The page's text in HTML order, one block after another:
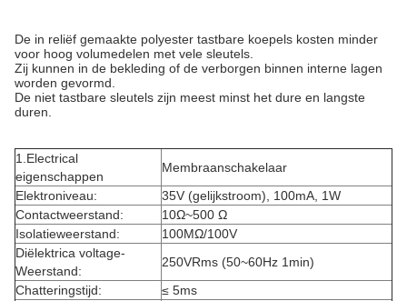
De in reliëf gemaakte polyester tastbare koepels kosten minder
voor hoog volumedelen met vele sleutels.
Zij kunnen in de bekleding of de verborgen binnen interne lagen
worden gevormd.
De niet tastbare sleutels zijn meest minst het dure en langste
duren.
1.Electrical
eigenschappen
Membraanschakelaar
Elektroniveau:
35V (gelijkstroom), 100mA, 1W
Contactweerstand:
10Ω~500 Ω
Isolatieweerstand:
100MΩ/100V
Diëlektrica voltage-
Weerstand:
250VRms (50~60Hz 1min)
Chatteringstijd:
≤ 5ms